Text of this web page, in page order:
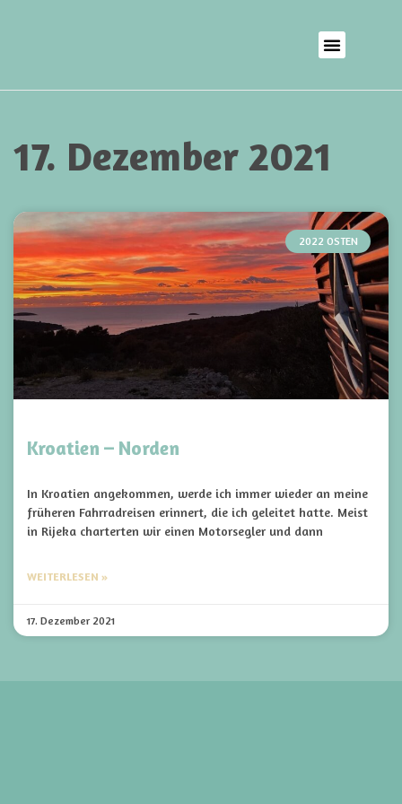
17. Dezember 2021
2022 OSTEN
Kroatien – Norden
In Kroatien angekommen, werde ich immer wieder an meine
früheren Fahrradreisen erinnert, die ich geleitet hatte. Meist
in Rijeka charterten wir einen Motorsegler und dann
WEITERLESEN »
17. Dezember 2021